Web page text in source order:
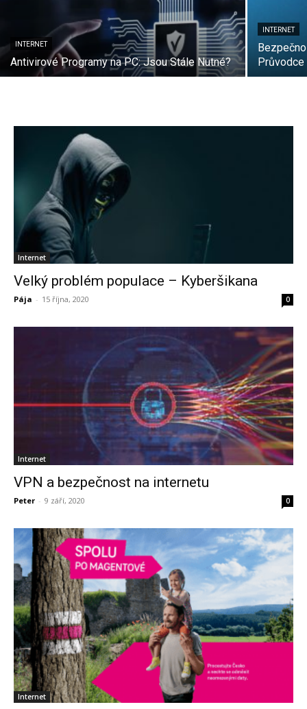
INTERNET
Antivirové Programy na PC: Jsou Stále Nutné?
INTERNET
Průvodce
Internet
Velký problém populace – Kyberšikana
Pája - 15 října, 2020 0
Internet
VPN a bezpečnost na internetu
Peter - 9 září, 2020 0
Internet